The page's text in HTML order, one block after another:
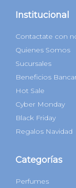
Institucional
Contactate con
Quienes Somos
Sucursales
Beneficios
Hot Sale
Cyber Monday
Black Friday
Regalos Navidad
Categorías
Perfumes